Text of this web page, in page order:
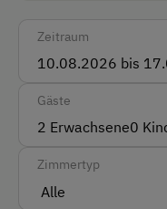
Akzeptierte
Barzahlung
Vor Ort
Deutsch
Zeitraum
Gäste
2 Erwachsene0
Zimmertyp